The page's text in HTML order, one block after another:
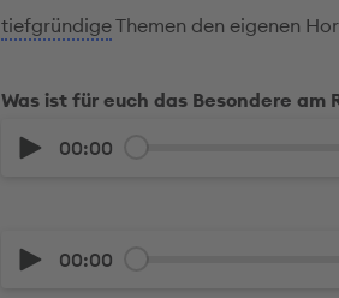
tiefgründigeThemen den eigenen
Was ist für euch das Besondere am
00:00
00:00